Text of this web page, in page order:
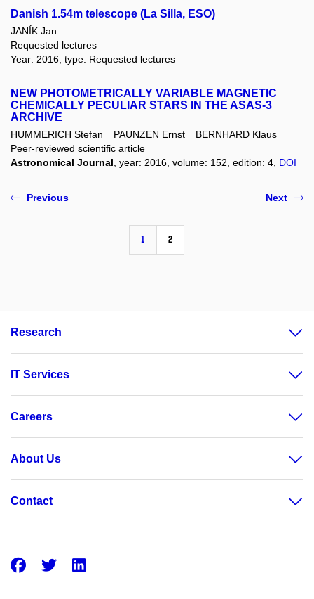
Danish 1.54m telescope (La Silla, ESO)
JANÍK Jan
Requested lectures
Year: 2016, type: Requested lectures
NEW PHOTOMETRICALLY VARIABLE MAGNETIC
CHEMICALLY PECULIAR STARS IN THE ASAS-3
ARCHIVE
HUMMERICH Stefan PAUNZEN Ernst
BERNHARD Klaus
Peer-reviewed scientific article
Astronomical Journal, year: 2016, volume: 152, edition: 4, DOI
Previous
1 2
Next
Research
IT Services
Careers
About Us
Contact
Facebook
Twitter